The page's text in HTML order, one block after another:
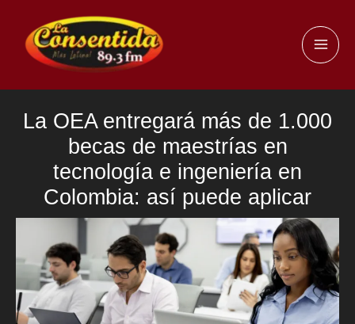
contenido
La OEA entregará más de 1.000
becas de maestrías en
tecnología e ingeniería en
Colombia: así puede aplicar